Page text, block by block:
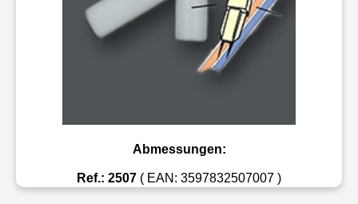
Abmessungen:
Ref.: 2507 ( EAN: 3597832507007 )